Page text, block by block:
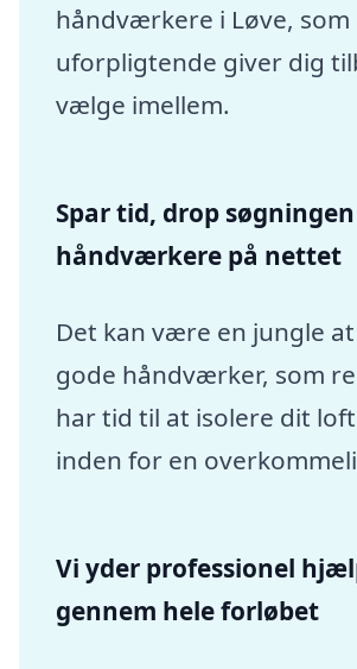
håndværkere i Løve, som
uforpligtende giver dig
vælge imellem.
Spar tid, drop
håndværkere på nettet
Det kan være en jungle
gode håndværker, som
har tid til at isolere dit
inden for en
Vi yder professionel
gennem hele forløbet